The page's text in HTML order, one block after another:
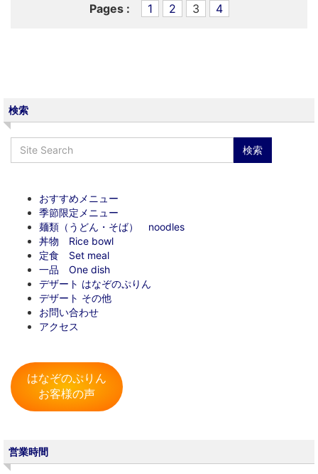
Pages : 1 2 3 4
検索
おすすめメニュー
季節限定メニュー
麺類（うどん・そば） noodles
丼物 Rice bowl
定食 Set meal
一品 One dish
デザート はなぞのぷりん
デザート その他
お問い合わせ
アクセス
はなぞのぷりん
お客様の声
営業時間